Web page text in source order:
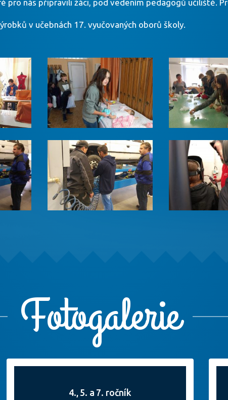
pro nás připravili žáci, pod vedením pedagogů učiliště.
v učebnách 17. vyučovaných oborů školy.
Fotogalerie
4., 5. a 7. ročník